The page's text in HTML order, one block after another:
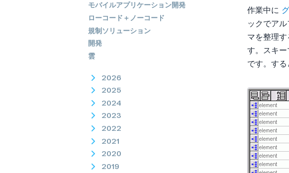
モバイルアプリケーション開発
ローコード＋ノーコード
規制ソリューション
開発
雲
2026
2025
2024
2023
2022
2021
2020
2019
作業中に
ックでア
マを整理
す。スキ
です。す